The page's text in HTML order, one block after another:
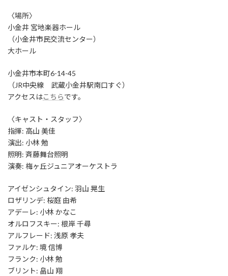
〈場所〉
小金井 宮地楽器ホール
（小金井市民交流センター）
大ホール
小金井市本町6-14-45
（JR中央線 武蔵小金井駅南口すぐ）
アクセスはこちらです。
〈キャスト・スタッフ〉
指揮: 高山 美佳
演出: 小林 勉
照明: 斉藤舞台照明
演奏: 梅ヶ丘ジュニアオーケストラ
アイゼンシュタイン: 羽山 晃生
ロザリンデ: 桜庭 由希
アデーレ: 小林 かなこ
オルロフスキー: 根岸 千尋
アルフレード: 浅原 孝夫
ファルケ: 境 信博
フランク: 小林 勉
ブリント: 畠山 翔